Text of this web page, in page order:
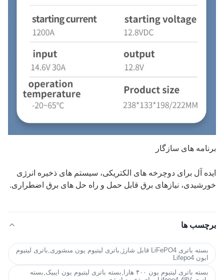
برنامه های سازگار
ایده آل برای دوچرخه های الکتریکی، سیستم های ذخیره انرژی
خورشیدی، نیازهای برق قابل حمل و راه حل های برق اضطراری.
برچسب ها
بسته باتری LiFePO4 قابل شارژ,باتری لیتیوم یون منشوری,باتری لیتیوم
ایون Lifepo4
بسته باتری لیتیوم یون ۴۰۰ هارا,بسته باتری لیتیوم یون ایبیک,بسته